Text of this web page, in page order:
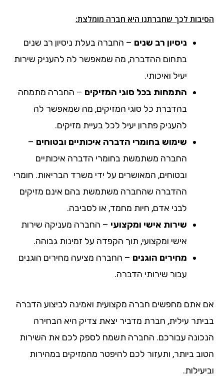
הסיבות לכך שחברתנו היא חברה מומלצת:
ניסיון רב שנים – החברה בעלת ניסיון רב שנים
בתחום ההדברה, מה שמאפשר לה להעניק שירות
יעיל ואיכותי.
התמחות בכל סוגי המזיקים – החברה מתמחה
בהדברת כל סוגי המזיקים, מה שמאפשר לה
להעניק פתרון יעיל לכל בעיית מזיקים.
שימוש בחומרי הדברה איכותיים ובטוחים –
החברה משתמשת בחומרי הדברה איכותיים
ובטוחים, המאושרים על ידי משרד הבריאות. חומרי
ההדברה שהחברה משתמשת בהם אינם מזיקים
לבני אדם, חיות מחמד, או לסביבה.
שירות אישי ומקצועי – החברה מעניקה שירות
אישי ומקצועי, תוך הקפדה על זמינות גבוהה.
מחירים הוגנים – החברה מציעה מחירים הוגנים
עבור שירותי הדברה.
אם אתם מחפשים חברה מקצועית ואמינה לביצוע הדברה
בביתר עילית, חברת מדביר יצאת צדיק היא הבחירה
הנכונה עבורכם. החברה תשמח לספק לכם את השירות
הטוב ביותר, ותעזור לכם להיפטר מהמזיקים במהירות
וביעילות.